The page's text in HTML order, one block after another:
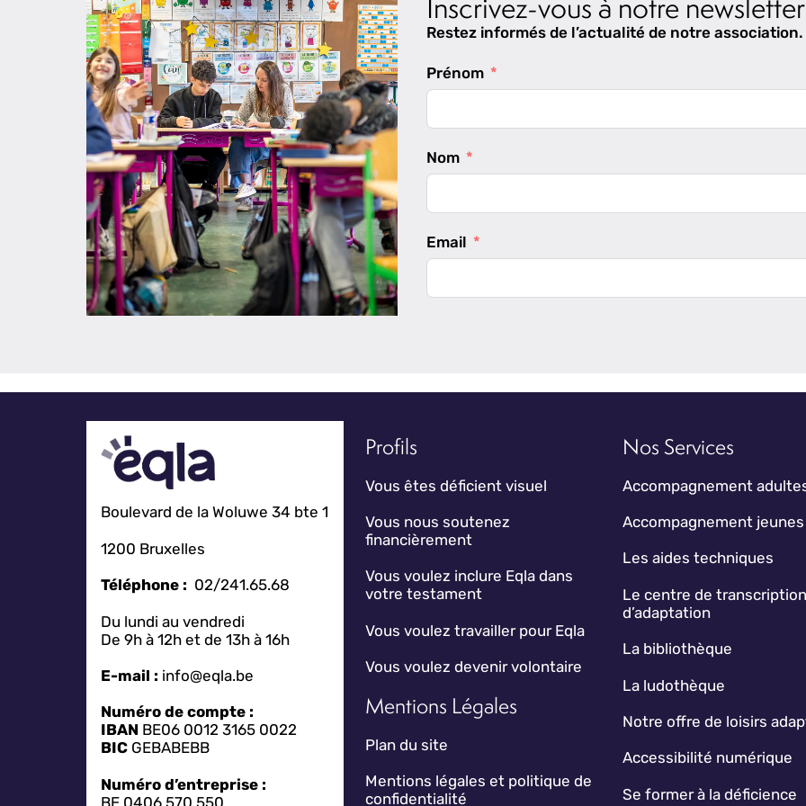
Inscrivez-vous à notre newsletter
Restez informés de l’actualité de notre association.
Prénom
Nom
Email
Boulevard de la Woluwe 34 bte 1
1200 Bruxelles
Téléphone : 02/241.65.68
Du lundi au vendredi
De 9h à 12h et de 13h à 16h
E-mail : info@eqla.be
Numéro de compte :
IBAN BE06 0012 3165 0022
BIC GEBABEBB
Numéro d’entreprise :
BE 0406 570 550
Profils
Vous êtes déficient visuel
Vous nous soutenez
financièrement
Vous voulez inclure Eqla dans
votre testament
Vous voulez travailler pour Eqla
Vous voulez devenir volontaire
Mentions Légales
Plan du site
Mentions légales et politique de
confidentialité
Nos Services
Accompagnement
Accompagnement jeunes
Les aides techniques
Le centre de
d’adaptation
La bibliothèque
La ludothèque
Notre offre de loisirs
Accessibilité numérique
Se former à la déficience